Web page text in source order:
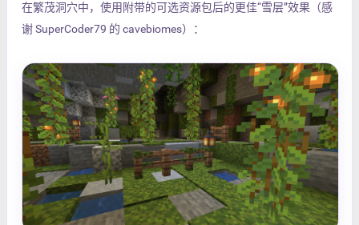
在繁茂洞穴中，使用附带的可选资源包后的更佳“雪层”效果（感
谢 SuperCoder79 的 cavebiomes）：